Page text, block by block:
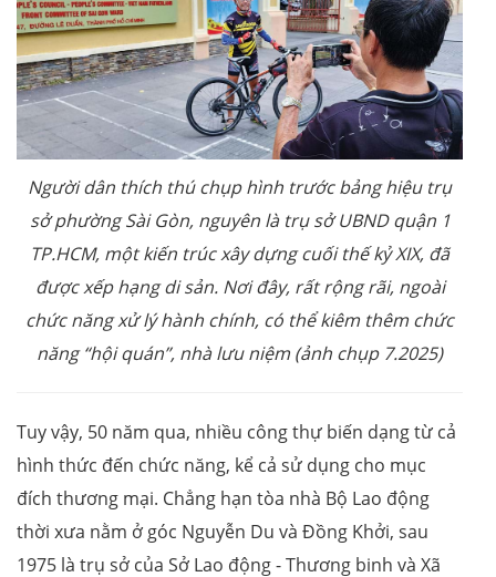
Người dân thích thú chụp hình trước bảng hiệu trụ
sở phường Sài Gòn, nguyên là trụ sở UBND quận 1
TP.HCM, một kiến trúc xây dựng cuối thế kỷ XIX, đã
được xếp hạng di sản. Nơi đây, rất rộng rãi, ngoài
chức năng xử lý hành chính, có thể kiêm thêm chức
năng “hội quán”, nhà lưu niệm (ảnh chụp 7.2025)
Tuy vậy, 50 năm qua, nhiều công thự biến dạng từ cả
hình thức đến chức năng, kể cả sử dụng cho mục
đích thương mại. Chẳng hạn tòa nhà Bộ Lao động
thời xưa nằm ở góc Nguyễn Du và Đồng Khởi, sau
1975 là trụ sở của Sở Lao động - Thương binh và Xã